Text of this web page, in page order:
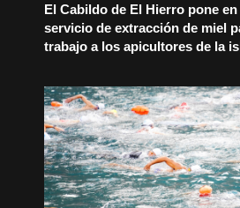
El Cabildo de El Hierro pone
servicio de extracción de miel
trabajo a los apicultores de la